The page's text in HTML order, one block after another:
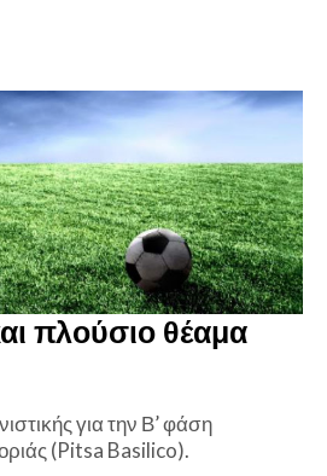
πλούσιο θέαμα
για την Β’ φάση
(Pitsa Basilico).